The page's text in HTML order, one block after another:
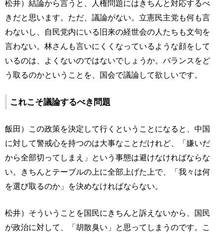
松井）結論から言うと、人権問題にはきちんと対応するべ
きだと思います。ただ、議論がない。立憲民主党も何も言
わないし、自民党内にいる旧来の経世会の人たちも文句を
言わない。林さんも言いにくくなっているような顔をして
いるのは、よくないのではないでしょうか。バランスをど
う取るのかということを、国会で議論して欲しいです。
これこそ議論するべき問題
飯田）この政策を決定して行くということになると、中国
に対して警戒心を持つのは大事なことだけれど、「嫌いだ
から全部切ってしまえ」という事態は避けなければならな
い。きちんとテーブルの上に全部上げた上で、「我々は何
を選び取るのか」を決めなければならない。
松井）そういうことを国民にきちんと訴えないから、国民
が政治に対して、「胡散臭い」と思ってしまうのです。こ